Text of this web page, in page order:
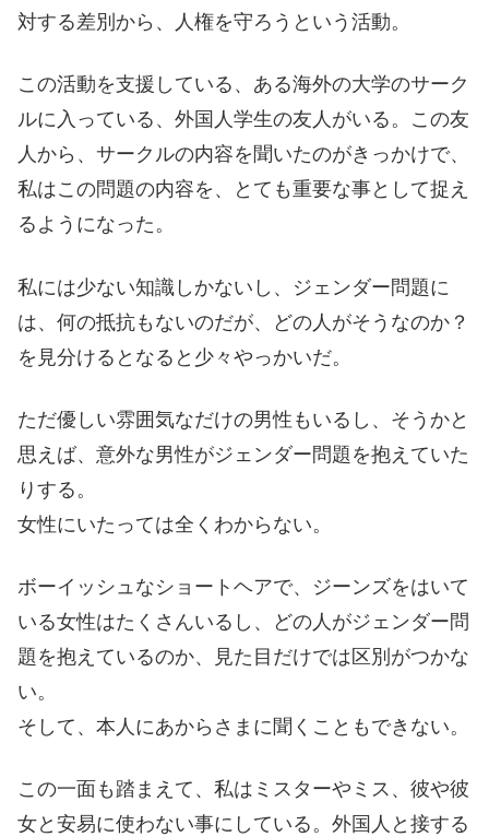
対する差別から、人権を守ろうという活動。
この活動を支援している、ある海外の大学のサーク
ルに入っている、外国人学生の友人がいる。この友
人から、サークルの内容を聞いたのがきっかけで、
私はこの問題の内容を、とても重要な事として捉え
るようになった。
私には少ない知識しかないし、ジェンダー問題に
は、何の抵抗もないのだが、どの人がそうなのか？
を見分けるとなると少々やっかいだ。
ただ優しい雰囲気なだけの男性もいるし、そうかと
思えば、意外な男性がジェンダー問題を抱えていた
りする。
女性にいたっては全くわからない。
ボーイッシュなショートヘアで、ジーンズをはいて
いる女性はたくさんいるし、どの人がジェンダー問
題を抱えているのか、見た目だけでは区別がつかな
い。
そして、本人にあからさまに聞くこともできない。
この一面も踏まえて、私はミスターやミス、彼や彼
女と安易に使わない事にしている。外国人と接する